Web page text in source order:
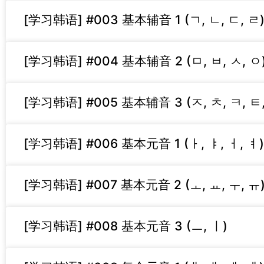
[学习韩语] #003 基本辅音 1 (ㄱ, ㄴ, ㄷ, ㄹ)
[学习韩语] #004 基本辅音 2 (ㅁ, ㅂ, ㅅ, ㅇ
[学习韩语] #005 基本辅音 3 (ㅈ, ㅊ, ㅋ, ㅌ
[学习韩语] #006 基本元音 1 (ㅏ, ㅑ, ㅓ, ㅕ)
[学习韩语] #007 基本元音 2 (ㅗ, ㅛ, ㅜ, ㅠ)
[学习韩语] #008 基本元音 3 (ㅡ, ㅣ)